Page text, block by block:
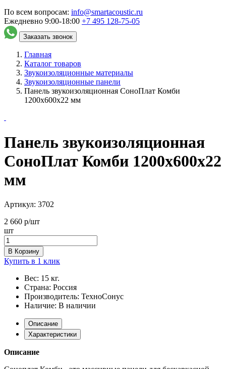
По всем вопросам: info@smartacoustic.ru
Ежедневно 9:00-18:00 +7 495 128-75-05
Заказать звонок
Главная
Каталог товаров
Звукоизоляционные материалы
Звукоизоляционные панели
Панель звукоизоляционная СоноПлат Комби
1200х600х22 мм
Панель звукоизоляционная
СоноПлат Комби 1200х600х22
мм
Артикул: 3702
2 660 р/шт
шт
В Корзину
Купить в 1 клик
Вес: 15 кг.
Страна: Россия
Производитель: ТехноСонус
Наличие: В наличии
Описание
Характеристики
Описание